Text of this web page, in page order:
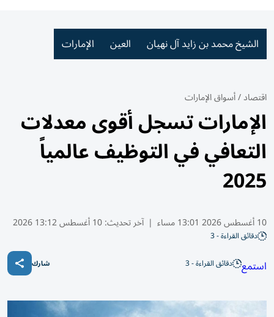
الشيخ محمد بن زايد آل نهيان العين الإمارات
اقتصاد/أسواق الإمارات
الإمارات تسجل أقوى معدلات
التعافي في التوظيف عالمياً
2025
10 أغسطس 2026 13:01 مساء | آخر تحديث:10 أغسطس 13:12 2026
دقائق القراءة - 3
استمع دقائق القراءة - 3 شارك